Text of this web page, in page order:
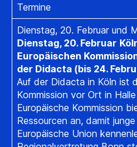
Termine
Dienstag, 20. Februar und
Dienstag, 20. Februar
Europäischen
der Didacta (bis 24.
Auf der Didacta in Köln ist
Kommission vor Ort in
Europäische Kommission
Ressourcen an, damit
Europäische Union